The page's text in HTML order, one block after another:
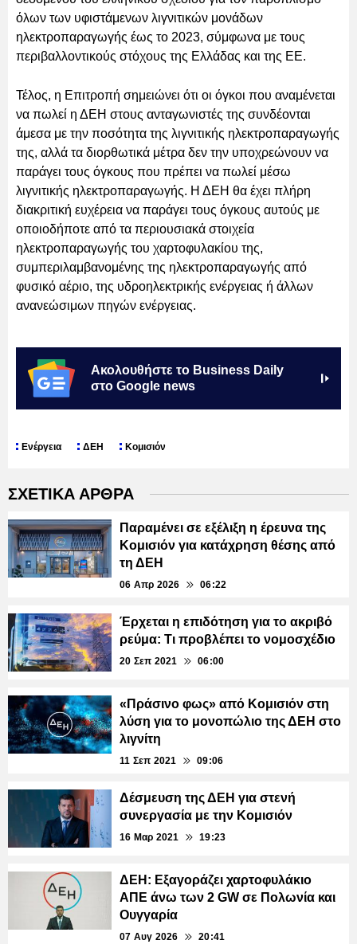
όλων των υφιστάμενων λιγνιτικών μονάδων
ηλεκτροπαραγωγής έως το 2023, σύμφωνα με τους
περιβαλλοντικούς στόχους της Ελλάδας και της ΕΕ.
Τέλος, η Επιτροπή σημειώνει ότι οι όγκοι που αναμένεται
να πωλεί η ΔΕΗ στους ανταγωνιστές της συνδέονται
άμεσα με την ποσότητα της λιγνιτικής ηλεκτροπαραγωγής
της, αλλά τα διορθωτικά μέτρα δεν την υποχρεώνουν να
παράγει τους όγκους που πρέπει να πωλεί μέσω
λιγνιτικής ηλεκτροπαραγωγής. Η ΔΕΗ θα έχει πλήρη
διακριτική ευχέρεια να παράγει τους όγκους αυτούς με
οποιοδήποτε από τα περιουσιακά στοιχεία
ηλεκτροπαραγωγής του χαρτοφυλακίου της,
συμπεριλαμβανομένης της ηλεκτροπαραγωγής από
φυσικό αέριο, της υδροηλεκτρικής ενέργειας ή άλλων
ανανεώσιμων πηγών ενέργειας.
Ακολουθήστε το Business Daily
στο Google news
Ενέργεια ΔΕΗ Κομισιόν
ΣΧΕΤΙΚΑ ΑΡΘΡΑ
Παραμένει σε εξέλιξη η έρευνα της
Κομισιόν για κατάχρηση θέσης από
τη ΔΕΗ
06 Απρ 2026 06:22
Έρχεται η επιδότηση για το ακριβό
ρεύμα: Τι προβλέπει το νομοσχέδιο
20 Σεπ 2021 06:00
«Πράσινο φως» από Κομισιόν στη
λύση για το μονοπώλιο της ΔΕΗ στο
λιγνίτη
11 Σεπ 2021 09:06
Δέσμευση της ΔΕΗ για στενή
συνεργασία με την Κομισιόν
16 Μαρ 2021 19:23
ΔΕΗ: Εξαγοράζει χαρτοφυλάκιο
ΑΠΕ άνω των 2 GW σε Πολωνία και
Ουγγαρία
07 Αυγ 2026 20:41